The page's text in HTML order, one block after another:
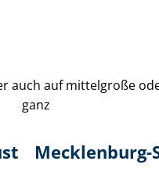
auf mittelgroße
ganz